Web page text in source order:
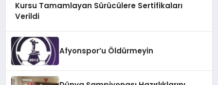
Kursu Tamamlayan Sürücülere Sertifikaları
Verildi
Afyonspor’u Öldürmeyin